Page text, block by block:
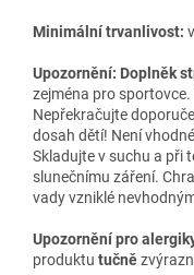
Minimální trvanlivost:
Upozornění: Doplněk
zejména pro
Nepřekračujte
dosah dětí! Není
Skladujte v suchu a při
slunečnímu záření.
vady vzniklé
Upozornění pro
produktu tučně